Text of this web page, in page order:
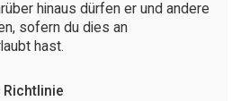
hinaus dürfen er und andere
sofern du dies an
hast.